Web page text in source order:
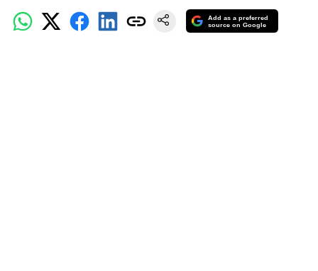
Add as a preferred
source on Google